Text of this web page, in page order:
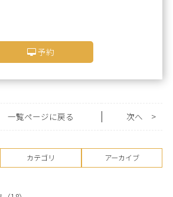
予約
一覧ページに戻る >
次へ
カテゴリ アーカイブ